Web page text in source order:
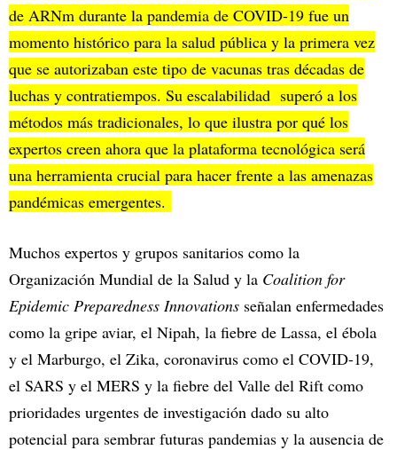
de ARNm durante la pandemia de COVID-19 fue un
momento histórico para la salud pública y la primera vez
que se autorizaban este tipo de vacunas tras décadas de
luchas y contratiempos. Su escalabilidad superó a los
métodos más tradicionales, lo que ilustra por qué los
expertos creen ahora que la plataforma tecnológica será
una herramienta crucial para hacer frente a las amenazas
pandémicas emergentes.
Muchos expertos y grupos sanitarios como la
Organización Mundial de la Salud y la Coalition for
Epidemic Preparedness Innovations señalan enfermedades
como la gripe aviar, el Nipah, la fiebre de Lassa, el ébola
y el Marburgo, el Zika, coronavirus como el COVID-19,
el SARS y el MERS y la fiebre del Valle del Rift como
prioridades urgentes de investigación dado su alto
potencial para sembrar futuras pandemias y la ausencia de